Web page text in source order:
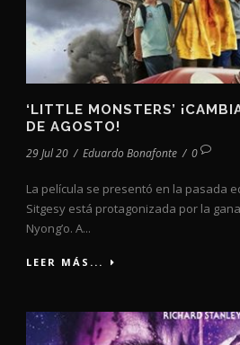
‘LITTLE MONSTERS’
DE AGOSTO!
29 Jul 20 / Eduardo Bonafonte / 0
La película se presentó en la pasada
Sitgesy está protagonizada por la
Nyong’o. A...
LEER MÁS...